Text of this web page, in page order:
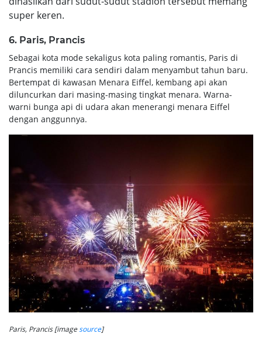
super keren.
6. Paris, Prancis
Sebagai kota mode sekaligus kota paling romantis, Paris di
Prancis memiliki cara sendiri dalam menyambut tahun baru.
Bertempat di kawasan Menara Eiffel, kembang api akan
diluncurkan dari masing-masing tingkat menara. Warna-
warni bunga api di udara akan menerangi menara Eiffel
dengan anggunnya.
Paris, Prancis [imagesource]